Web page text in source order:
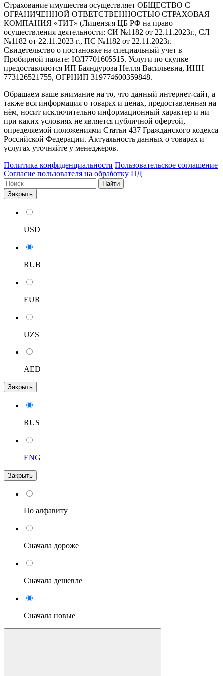
Страхование имущества осуществляет ОБЩЕСТВО С
ОГРАНИЧЕННОЙ ОТВЕТСТВЕННОСТЬЮ СТРАХОВАЯ
КОМПАНИЯ «ТИТ» (Лицензия ЦБ РФ на право
осуществления деятельности: СИ №1182 от 22.11.2023г., СЛ
№1182 от 22.11.2023 г., ПС №1182 от 22.11.2023г.
Свидетельство о постановке на специальный учет в
Пробирной палате: ЮЛ7701605515. Услуги по скупке
предоставляются ИП Баяндурова Нелля Васильевна, ИНН
773126521755, ОГРНИП 319774600359848.
Обращаем ваше внимание на то, что данный интернет-сайт, а
также вся информация о товарах и ценах, предоставленная на
нём, носит исключительно информационный характер и ни
при каких условиях не является публичной офертой,
определяемой положениями Статьи 437 Гражданского кодекса
Российской Федерации. Актуальность данных о товарах и
услугах уточняйте у менеджеров.
Политика конфиденциальности Пользовательское соглашение
Согласие пользователя на обработку ПД
Найти
Закрыть
USD
RUB
EUR
UZS
AED
Закрыть
RUS
ENG
Закрыть
По алфавиту
Сначала дороже
Сначала дешевле
Сначала новые